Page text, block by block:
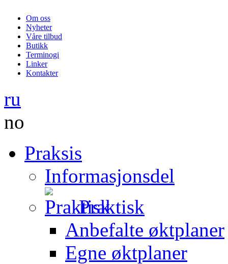
Om oss
Nyheter
Våre tilbud
Butikk
Terminogi
Linker
Kontakter
ru
no
Praksis
Informasjonsdel
Praktisk
Anbefalte øktplaner
Egne øktplaner